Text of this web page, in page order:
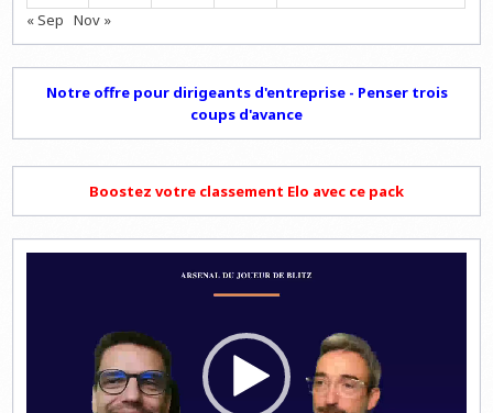
« Sep Nov »
Notre offre pour dirigeants d'entreprise - Penser trois
coups d'avance
Boostez votre classement Elo avec ce pack